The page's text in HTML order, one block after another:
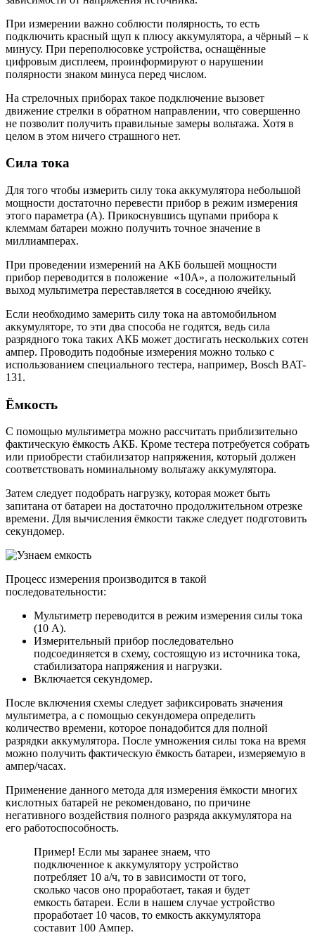
При измерении важно соблюсти полярность, то есть
подключить красный щуп к плюсу аккумулятора, а чёрный – к
минусу. При переполюсовке устройства, оснащённые
цифровым дисплеем, проинформируют о нарушении
полярности знаком минуса перед числом.
На стрелочных приборах такое подключение вызовет
движение стрелки в обратном направлении, что совершенно
не позволит получить правильные замеры вольтажа. Хотя в
целом в этом ничего страшного нет.
Сила тока
Для того чтобы измерить силу тока аккумулятора небольшой
мощности достаточно перевести прибор в режим измерения
этого параметра (А). Прикоснувшись щупами прибора к
клеммам батареи можно получить точное значение в
миллиамперах.
При проведении измерений на АКБ большей мощности
прибор переводится в положение «10А», а положительный
выход мультиметра переставляется в соседнюю ячейку.
Если необходимо замерить силу тока на автомобильном
аккумуляторе, то эти два способа не годятся, ведь сила
разрядного тока таких АКБ может достигать нескольких сотен
ампер. Проводить подобные измерения можно только с
использованием специального тестера, например, Bosch BAT-
131.
Ёмкость
С помощью мультиметра можно рассчитать приблизительно
фактическую ёмкость АКБ. Кроме тестера потребуется собрать
или приобрести стабилизатор напряжения, который должен
соответствовать номинальному вольтажу аккумулятора.
Затем следует подобрать нагрузку, которая может быть
запитана от батареи на достаточно продолжительном отрезке
времени. Для вычисления ёмкости также следует подготовить
секундомер.
Процесс измерения производится в такой
последовательности:
Мультиметр переводится в режим измерения силы тока
(10 А).
Измерительный прибор последовательно
подсоединяется в схему, состоящую из источника тока,
стабилизатора напряжения и нагрузки.
Включается секундомер.
После включения схемы следует зафиксировать значения
мультиметра, а с помощью секундомера определить
количество времени, которое понадобится для полной
разрядки аккумулятора. После умножения силы тока на время
можно получить фактическую ёмкость батареи, измеряемую в
ампер/часах.
Применение данного метода для измерения ёмкости многих
кислотных батарей не рекомендовано, по причине
негативного воздействия полного разряда аккумулятора на
его работоспособность.
Пример! Если мы заранее знаем, что
подключенное к аккумулятору устройство
потребляет 10 а/ч, то в зависимости от того,
сколько часов оно проработает, такая и будет
емкость батареи. Если в нашем случае устройство
проработает 10 часов, то емкость аккумулятора
составит 100 Ампер.